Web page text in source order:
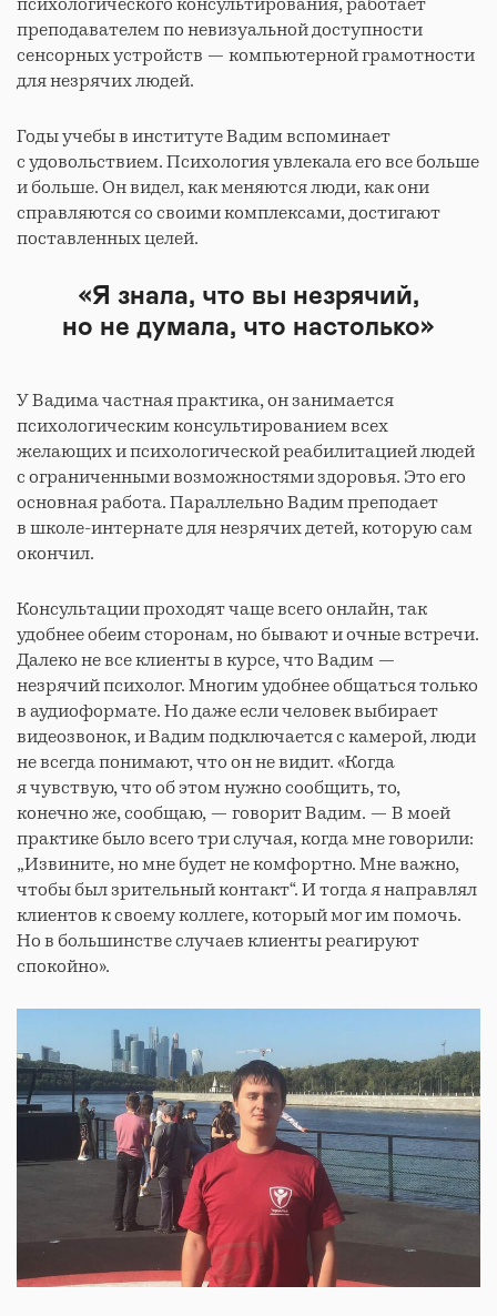
преподавателем по невизуальной доступности
сенсорных устройств — компьютерной грамотности
для незрячих людей.
Годы учебы в институте Вадим вспоминает
с удовольствием. Психология увлекала его все больше
и больше. Он видел, как меняются люди, как они
справляются со своими комплексами, достигают
поставленных целей.
«Я знала, что вы незрячий,
но не думала, что настолько»
У Вадима частная практика, он занимается
психологическим консультированием всех
желающих и психологической реабилитацией людей
с ограниченными возможностями здоровья. Это его
основная работа. Параллельно Вадим преподает
в школе-интернате для незрячих детей, которую сам
окончил.
Консультации проходят чаще всего онлайн, так
удобнее обеим сторонам, но бывают и очные встречи.
Далеко не все клиенты в курсе, что Вадим —
незрячий психолог. Многим удобнее общаться только
в аудиоформате. Но даже если человек выбирает
видеозвонок, и Вадим подключается с камерой, люди
не всегда понимают, что он не видит. «Когда
я чувствую, что об этом нужно сообщить, то,
конечно же, сообщаю, — говорит Вадим. — В моей
практике было всего три случая, когда мне говорили:
„Извините, но мне будет не комфортно. Мне важно,
чтобы был зрительный контакт“. И тогда я направлял
клиентов к своему коллеге, который мог им помочь.
Но в большинстве случаев клиенты реагируют
спокойно».